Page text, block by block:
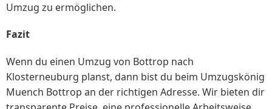
Umzug zu ermöglichen.
Fazit
Wenn du einen Umzug von Bottrop nach
Klosterneuburg planst, dann bist du beim Umzugskönig
Muench Bottrop an der richtigen Adresse. Wir bieten dir